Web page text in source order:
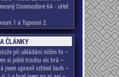
Commodore 64 - uHel
1 a Tupouni 2
ČLÁNKY
při ukládání ničím fo ~
si ještě trochu víc hrá ~
jsem upravil vzhled šach ~